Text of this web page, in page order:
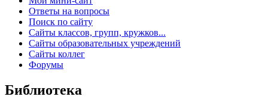
Ответы на вопросы
Поиск по сайту
Сайты классов, групп, кружков...
Сайты образовательных учреждений
Сайты коллег
Форумы
Библиотека